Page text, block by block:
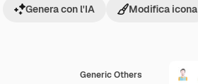
Generic Others
Genera con l'IA Modifica icona